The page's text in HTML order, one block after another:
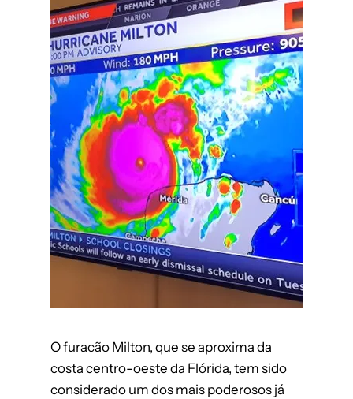
O furacão Milton, que se aproxima da
costa centro-oeste da Flórida, tem sido
considerado um dos mais poderosos já